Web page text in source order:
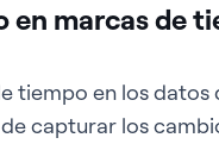
en marcas de
tiempo en los
capturar los